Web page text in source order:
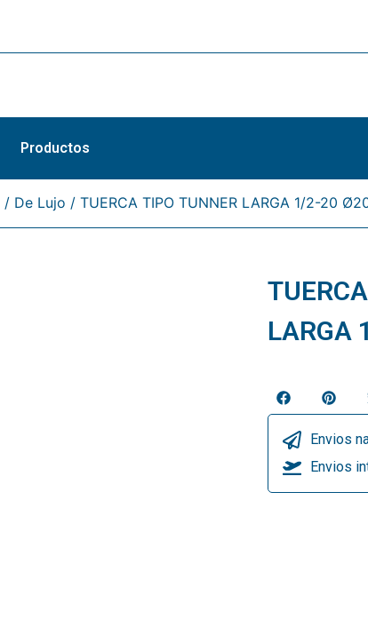
Productos
/ De Lujo / TUERCA TIPO TUNNER LARGA 1/2-20
LARGA
Envios
Envios